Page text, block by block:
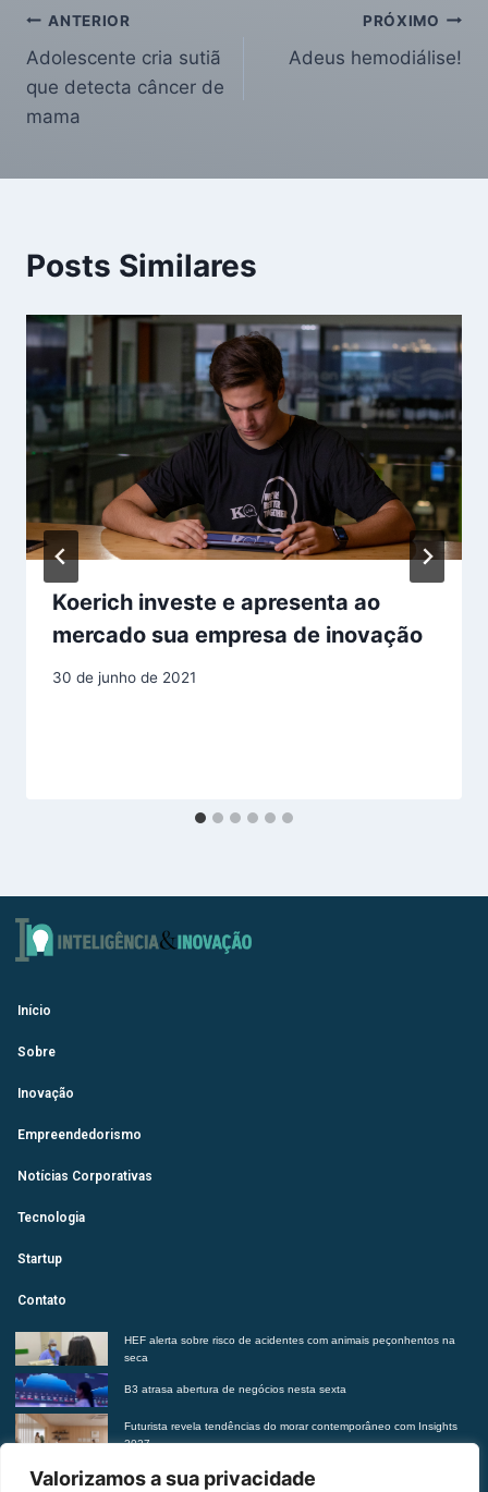
Valorizamos a sua privacidade
ANTERIOR
Adolescente cria sutiã
que detecta câncer de
mama
PRÓXIMO
Adeus hemodiálise!
Posts Similares
Koerich investe e apresenta ao
mercado sua empresa de inovação
30 de junho de 2021
Início
Sobre
Inovação
Empreendedorismo
Notícias Corporativas
Tecnologia
Startup
Contato
HEF alerta sobre risco de acidentes com animais peçonhentos na
seca
B3 atrasa abertura de negócios nesta sexta
Futurista revela tendências do morar contemporâneo com Insights
2027
Suplementação de vitaminas sem orientação médica pode trazer
riscos à saúde, alerta Hetrin